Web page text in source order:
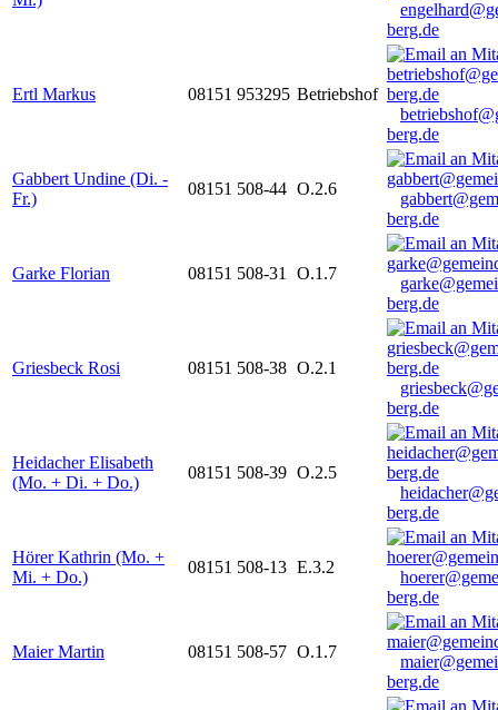
berg.de
Ertl Markus 08151 953295 Betriebshof
berg.de
Gabbert Undine (Di. -
Fr.)
08151 508-44 O.2.6
berg.de
Garke Florian 08151 508-31 O.1.7
berg.de
Griesbeck Rosi 08151 508-38 O.2.1
berg.de
Heidacher Elisabeth
(Mo. + Di. + Do.)
08151 508-39 O.2.5
berg.de
Hörer Kathrin (Mo. +
Mi. + Do.)
08151 508-13 E.3.2
berg.de
Maier Martin 08151 508-57 O.1.7
berg.de